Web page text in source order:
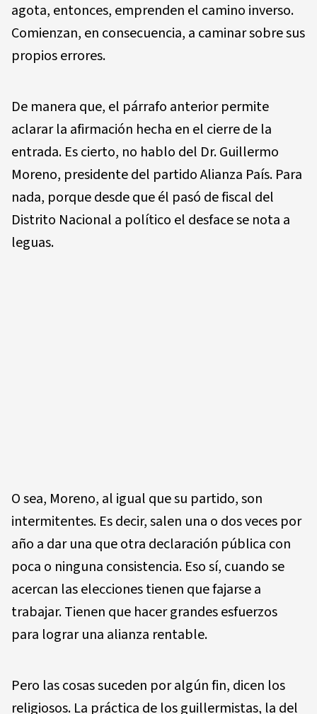
agota, entonces, emprenden el camino inverso.
Comienzan, en consecuencia, a caminar sobre sus
propios errores.
De manera que, el párrafo anterior permite
aclarar la afirmación hecha en el cierre de la
entrada. Es cierto, no hablo del Dr. Guillermo
Moreno, presidente del partido Alianza País. Para
nada, porque desde que él pasó de fiscal del
Distrito Nacional a político el desface se nota a
leguas.
O sea, Moreno, al igual que su partido, son
intermitentes. Es decir, salen una o dos veces por
año a dar una que otra declaración pública con
poca o ninguna consistencia. Eso sí, cuando se
acercan las elecciones tienen que fajarse a
trabajar. Tienen que hacer grandes esfuerzos
para lograr una alianza rentable.
Pero las cosas suceden por algún fin, dicen los
religiosos. La práctica de los guillermistas, la del